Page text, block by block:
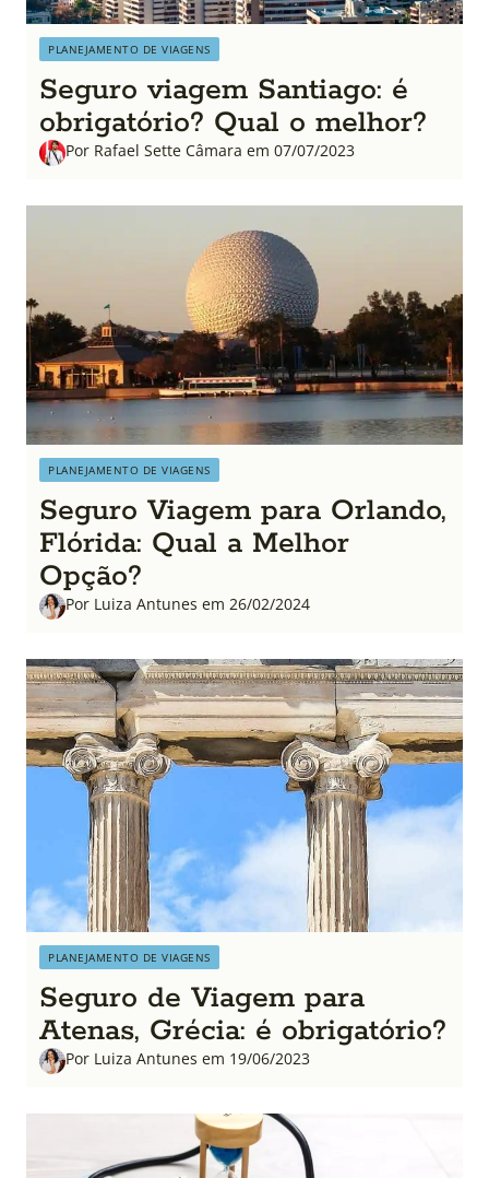
PLANEJAMENTO DE VIAGENS
Seguro viagem Santiago: é
obrigatório? Qual o melhor?
Por Rafael Sette Câmara em 07/07/2023
PLANEJAMENTO DE VIAGENS
Seguro Viagem para Orlando,
Flórida: Qual a Melhor
Opção?
Por Luiza Antunes em 26/02/2024
PLANEJAMENTO DE VIAGENS
Seguro de Viagem para
Atenas, Grécia: é obrigatório?
Por Luiza Antunes em 19/06/2023